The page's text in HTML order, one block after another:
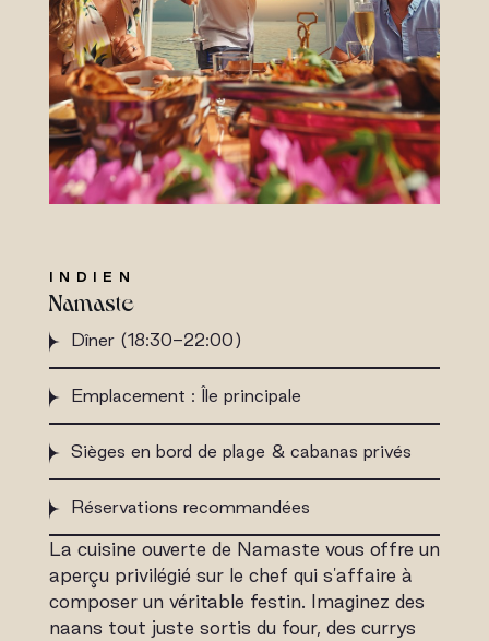
INDIEN
Namaste
Dîner (18:30-22:00)
Emplacement : Île principale
Sièges en bord de plage & cabanas privés
Réservations recommandées
La cuisine ouverte de Namaste vous offre un
aperçu privilégié sur le chef qui s'affaire à
composer un véritable festin. Imaginez des
naans tout juste sortis du four, des currys